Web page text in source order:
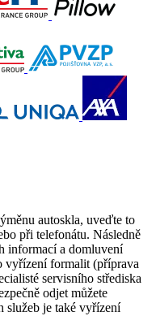
autoskla, uveďte to
při telefonátu. Následně
informací a domluvení
vyřízení formalit (příprava
servisního střediska
odjet můžete
služeb je také vyřízení